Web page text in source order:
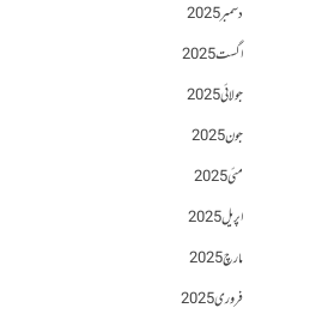
دسمبر 2025
اگست 2025
جولائی 2025
جون 2025
مئی 2025
اپریل 2025
مارچ 2025
فروری 2025